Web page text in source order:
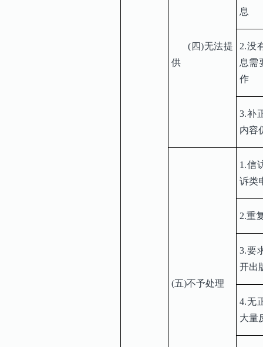
(四)无法提
供
息
2.没
息需
作
3.补
内容
(五)不予处理
1.信
诉类
2.重
3.要
开出
4.无
大量